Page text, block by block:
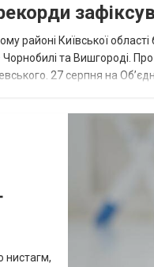
районі Київської
Чорнобилі та Вишгороді.
27 серпня на
нистагм,